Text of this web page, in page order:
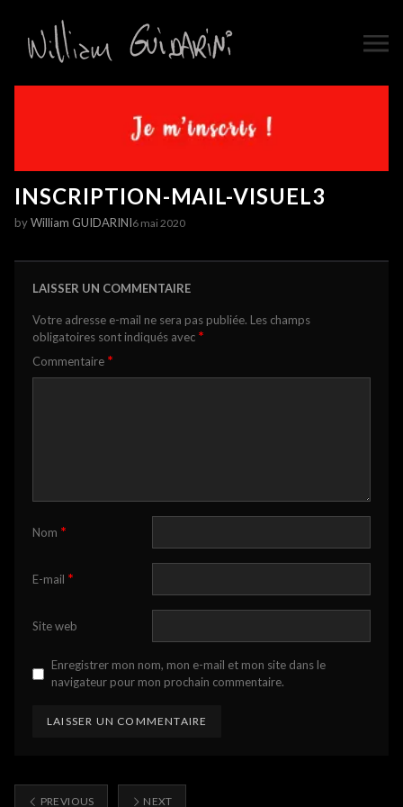
INSCRIPTION-MAIL-VISUEL3
byWilliam GUIDARINI6 mai 2020
LAISSER UN COMMENTAIRE
Votre adresse e-mail ne sera pas publiée. Les champs
obligatoires sont indiqués avec *
Commentaire *
Nom *
E-mail *
Site web
Enregistrer mon nom, mon e-mail et mon site dans le
navigateur pour mon prochain commentaire.
PREVIOUS NEXT